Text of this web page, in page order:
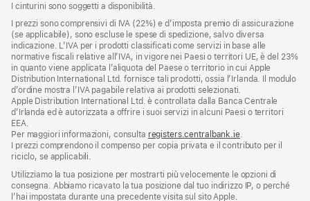
I cinturini sono soggetti a disponibilità.
I prezzi sono comprensivi di IVA (22%) e d’imposta premio di assicurazione
(se applicabile), sono escluse le spese di spedizione, salvo diversa
indicazione. L’IVA per i prodotti classificati come servizi in base alle
normative fiscali relative all’IVA, in vigore nei Paesi o territori UE, è del 23%
in quanto viene applicata l’aliquota del Paese o territorio in cui Apple
Distribution International Ltd. fornisce tali prodotti, ossia l’Irlanda. Il modulo
d’ordine mostra l’IVA pagabile relativa ai prodotti selezionati.
Apple Distribution International Ltd. è controllata dalla Banca Centrale
d’Irlanda ed è autorizzata a offrire i suoi servizi in alcuni Paesi o territori
EEA.
Per maggiori informazioni, consulta registers.centralbank.ie.
I prezzi comprendono il compenso per copia privata e il contributo per il
riciclo, se applicabili.
Utilizziamo la tua posizione per mostrarti più velocemente le opzioni di
consegna. Abbiamo ricavato la tua posizione dal tuo indirizzo IP, o perché
l’hai impostata durante una precedente visita sul sito Apple.